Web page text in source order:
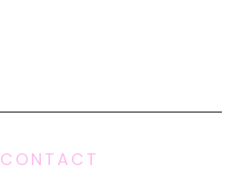
CONTACT